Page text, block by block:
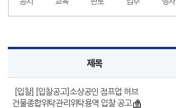
제목
[입찰] [입찰공고]소상공인 점프업 허브
건물종합위탁관리위탁용역 입찰 공고